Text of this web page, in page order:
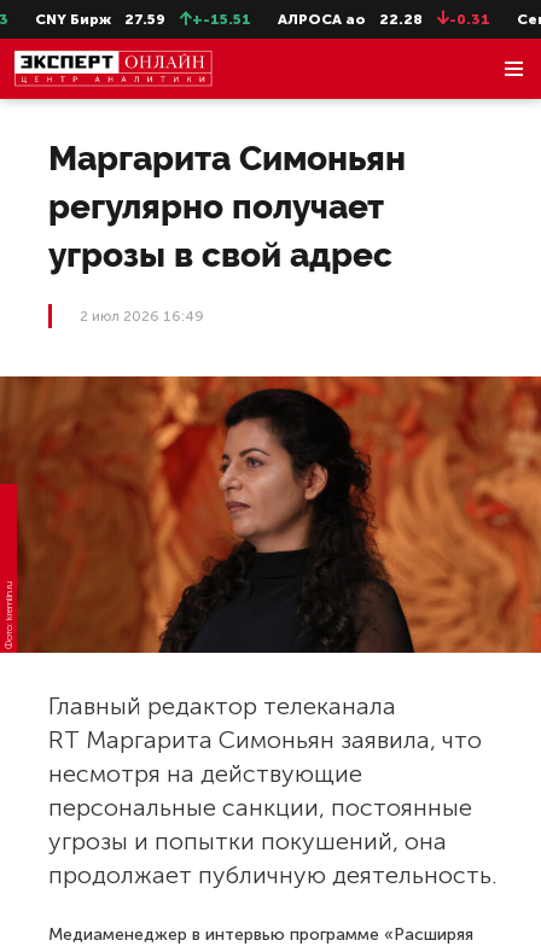
CNY Бирж 27.59 +-15.51 АЛРОСА ао 22.28 -0.31
Маргарита Симоньян
регулярно получает
угрозы в свой адрес
2 июл 2026 16:49
Фото: kremlin.ru
Главный редактор телеканала
RT Маргарита Симоньян заявила, что
несмотря на действующие
персональные санкции, постоянные
угрозы и попытки покушений, она
продолжает публичную деятельность.
Медиаменеджер в интервью программе «Расширяя